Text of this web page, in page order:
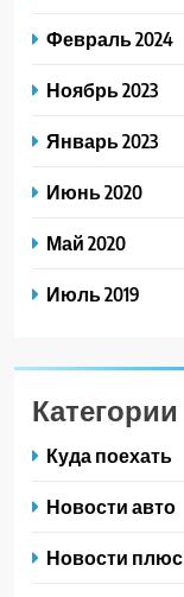
Февраль 2024
Ноябрь 2023
Январь 2023
Июнь 2020
Май 2020
Июль 2019
Категории
Куда поехать
Новости авто
Новости плюс